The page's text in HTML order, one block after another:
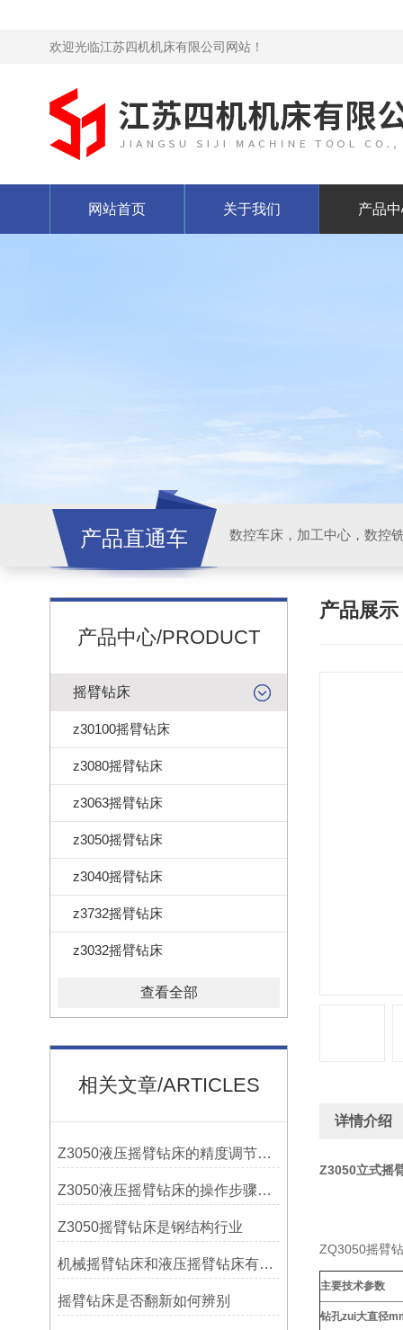
欢迎光临江苏四机机床有限公司网站！
网站首页 关于我们 产品
产品直通车
产品中心/PRODUCT
摇臂钻床
z30100摇臂钻床
z3080摇臂钻床
z3063摇臂钻床
z3050摇臂钻床
z3040摇臂钻床
z3732摇臂钻床
z3032摇臂钻床
查看全部
相关文章/ARTICLES
Z3050液压摇臂钻床的精度调节与稳定性提升
Z3050液压摇臂钻床的操作步骤与安全注意事项
Z3050摇臂钻床是钢结构行业
机械摇臂钻床和液压摇臂钻床有什么区别
摇臂钻床是否翻新如何辨别
产品展示
详情介绍
Z3050立式摇
ZQ3050摇臂
主要技术参数
钻孔zui大直径